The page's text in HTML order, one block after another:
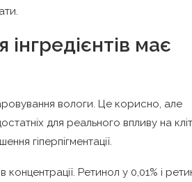
має
вологи. Це корисно, але
для реального впливу на
гіперпігментації.
Ретинол у 0,01% і